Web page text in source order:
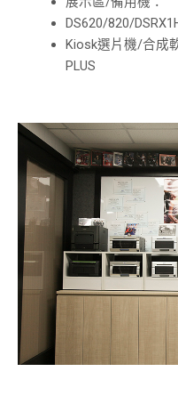
DS620/820/
Kiosk選片機/合成
PLUS